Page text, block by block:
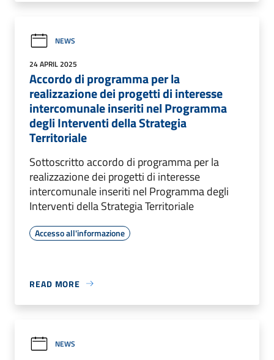
NEWS
24 APRIL 2025
Accordo di programma per la
realizzazione dei progetti di interesse
intercomunale inseriti nel Programma
degli Interventi della Strategia
Territoriale
Sottoscritto accordo di programma per la
realizzazione dei progetti di interesse
intercomunale inseriti nel Programma degli
Interventi della Strategia Territoriale
Accesso all'informazione
READ MORE
NEWS